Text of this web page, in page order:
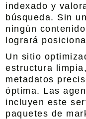
indexado y
búsqueda. Sin
ningún
logrará
Un sitio
estructura
metadatos
óptima. Las
incluyen este
paquetes de